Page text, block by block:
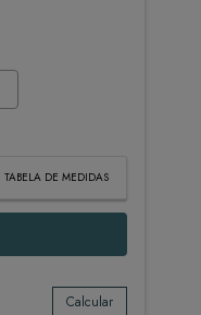
TABELA DE MEDIDAS
Calcular